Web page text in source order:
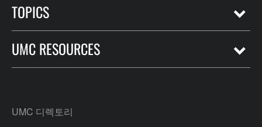
TOPICS
UMC RESOURCES
UMC 디렉토리